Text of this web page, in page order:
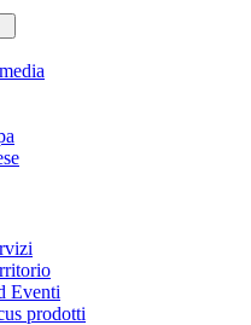
Eventi
prodotti